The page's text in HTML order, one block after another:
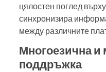
цялостен поглед
синхронизира
между различните
Многоезична и
поддръжка